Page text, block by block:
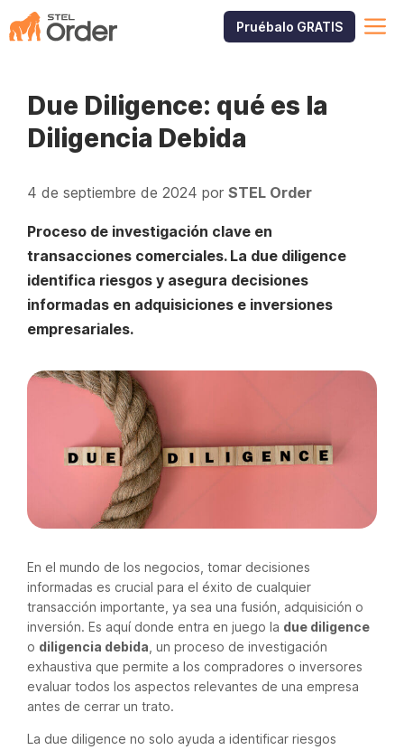
Saltar
al
Pruébalo GRATIS
Due Diligence: qué es la
Diligencia Debida
4 de septiembre de 2024 por STEL Order
Proceso de investigación clave en
transacciones comerciales. La due diligence
identifica riesgos y asegura decisiones
informadas en adquisiciones e inversiones
empresariales.
En el mundo de los negocios, tomar decisiones
informadas es crucial para el éxito de cualquier
transacción importante, ya sea una fusión, adquisición o
inversión. Es aquí donde entra en juego la due diligence
o diligencia debida , un proceso de investigación
exhaustiva que permite a los compradores o inversores
evaluar todos los aspectos relevantes de una empresa
antes de cerrar un trato.
La due diligence no solo ayuda a identificar riesgos